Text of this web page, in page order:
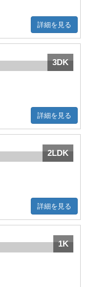
詳細を見る
詳細を見る
3DK
詳細を見る
2LDK
1K